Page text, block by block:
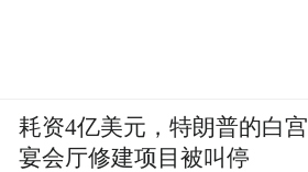
耗资4亿美元，特朗普的白宫
宴会厅修建项目被叫停